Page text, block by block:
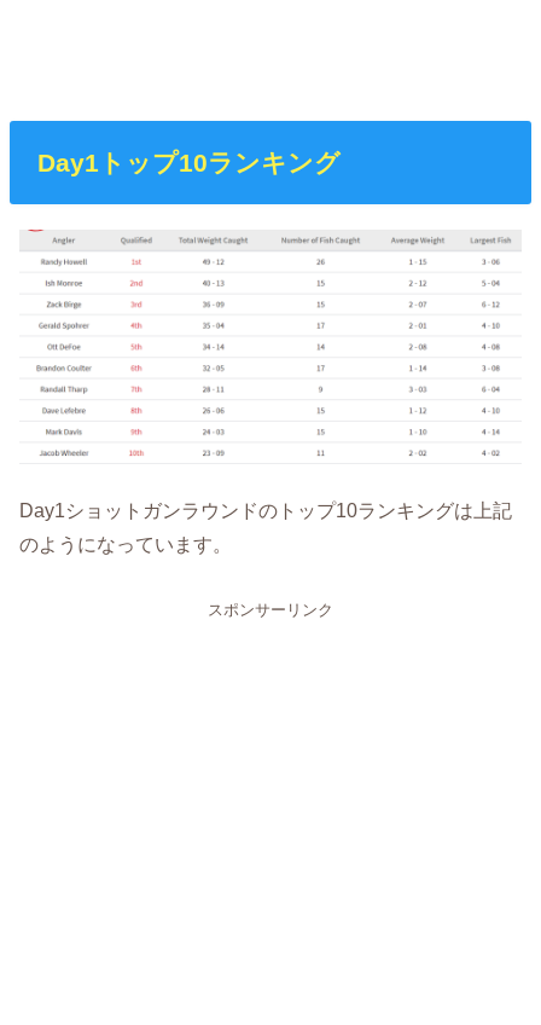
Day1トップ10ランキング
Day1ショットガンラウンドのトップ10ランキングは上記
のようになっています。
スポンサーリンク